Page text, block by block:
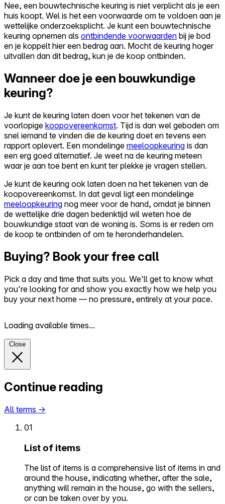
Nee, een bouwtechnische keuring is niet verplicht als je een
huis koopt. Wel is het een voorwaarde om te voldoen aan je
wettelijke onderzoeksplicht. Je kunt een bouwtechnische
keuring opnemen als ontbindende voorwaarden bij je bod
en je koppelt hier een bedrag aan. Mocht de keuring hoger
uitvallen dan dit bedrag, kun je de koop ontbinden.
Wanneer doe je een bouwkundige
keuring?
Je kunt de keuring laten doen voor het tekenen van de
voorlopige koopovereenkomst. Tijd is dan wel geboden om
snel iemand te vinden die de keuring doet en tevens een
rapport oplevert. Een mondelinge meeloopkeuring is dan
een erg goed alternatief. Je weet na de keuring meteen
waar je aan toe bent en kunt ter plekke je vragen stellen.
Je kunt de keuring ook laten doen na het tekenen van de
koopovereenkomst. In dat geval ligt een mondelinge
meeloopkeuring nog meer voor de hand, omdat je binnen
de wettelijke drie dagen bedenktijd wil weten hoe de
bouwkundige staat van de woning is. Soms is er reden om
de koop te ontbinden of om te heronderhandelen.
Buying? Book your free call
Pick a day and time that suits you. We'll get to know what
you're looking for and show you exactly how we help you
buy your next home — no pressure, entirely at your pace.
Loading available times...
Close
Continue reading
All terms →
01
List of items
The list of items is a comprehensive list of items in and
around the house, indicating whether, after the sale,
anything will remain in the house, go with the sellers,
or can be taken over by you.